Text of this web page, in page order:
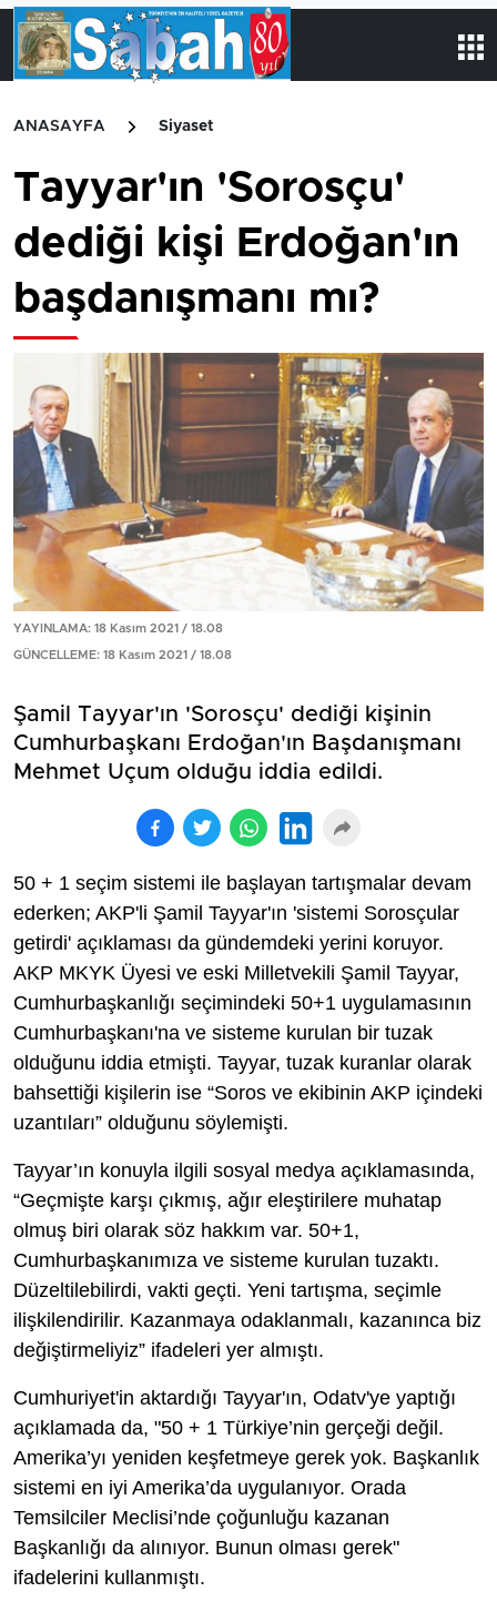
ANASAYFA Siyaset
Tayyar'ın 'Sorosçu'
dediği kişi Erdoğan'ın
başdanışmanı mı?
YAYINLAMA: 18 Kasım 2021 / 18.08
GÜNCELLEME: 18 Kasım 2021 / 18.08
Şamil Tayyar'ın 'Sorosçu' dediği kişinin
Cumhurbaşkanı Erdoğan'ın Başdanışmanı
Mehmet Uçum olduğu iddia edildi.
50 + 1 seçim sistemi ile başlayan tartışmalar devam
ederken; AKP'li Şamil Tayyar'ın 'sistemi Sorosçular
getirdi' açıklaması da gündemdeki yerini koruyor.
AKP MKYK Üyesi ve eski Milletvekili Şamil Tayyar,
Cumhurbaşkanlığı seçimindeki 50+1 uygulamasının
Cumhurbaşkanı'na ve sisteme kurulan bir tuzak
olduğunu iddia etmişti. Tayyar, tuzak kuranlar olarak
bahsettiği kişilerin ise “Soros ve ekibinin AKP içindeki
uzantıları” olduğunu söylemişti.
Tayyar’ın konuyla ilgili sosyal medya açıklamasında,
“Geçmişte karşı çıkmış, ağır eleştirilere muhatap
olmuş biri olarak söz hakkım var. 50+1,
Cumhurbaşkanımıza ve sisteme kurulan tuzaktı.
Düzeltilebilirdi, vakti geçti. Yeni tartışma, seçimle
ilişkilendirilir. Kazanmaya odaklanmalı, kazanınca biz
değiştirmeliyiz” ifadeleri yer almıştı.
Cumhuriyet'in aktardığı Tayyar'ın, Odatv'ye yaptığı
açıklamada da, "50 + 1 Türkiye’nin gerçeği değil.
Amerika’yı yeniden keşfetmeye gerek yok. Başkanlık
sistemi en iyi Amerika’da uygulanıyor. Orada
Temsilciler Meclisi’nde çoğunluğu kazanan
Başkanlığı da alınıyor. Bunun olması gerek"
ifadelerini kullanmıştı.